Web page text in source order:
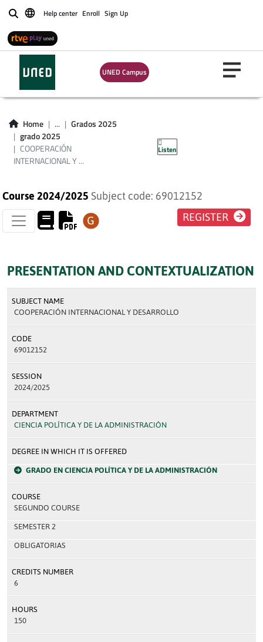
BuscarHelp center Enroll Sign Up
UNED Campus
Home ...
Grados 2025
grado 2025
COOPERACIÓN
INTERNACIONAL Y ...
Listen
COOPERACIÓN
INTERNACIONAL Y
DESARROLLO
Course 2024/2025 Subject code: 69012152
REGISTER
PRESENTATION AND CONTEXTUALIZATION
SUBJECT NAME
COOPERACIÓN INTERNACIONAL Y DESARROLLO
CODE
69012152
SESSION
2024/2025
DEPARTMENT
CIENCIA POLÍTICA Y DE LA ADMINISTRACIÓN
DEGREE IN WHICH IT IS OFFERED
GRADO EN CIENCIA POLÍTICA Y DE LA ADMINISTRACIÓN
COURSE
SEGUNDO COURSE
SEMESTER 2
OBLIGATORIAS
CREDITS NUMBER
6
HOURS
150